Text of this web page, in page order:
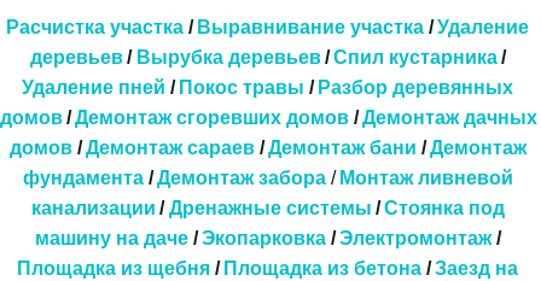
Расчистка участка / Выравнивание участка / Удаление
деревьев / Вырубка деревьев /Спил кустарника /
Удаление пней / Покос травы / Разбор деревянных
домов/ Демонтаж сгоревших домов / Демонтаж дачных
домов / Демонтаж сараев / Демонтаж бани / Демонтаж
фундамента / Демонтаж забора / Монтаж ливневой
канализации / Дренажные системы / Стоянка под
машину на даче / Экопарковка / Электромонтаж /
Площадка из щебня / Площадка из бетона / Заезд на